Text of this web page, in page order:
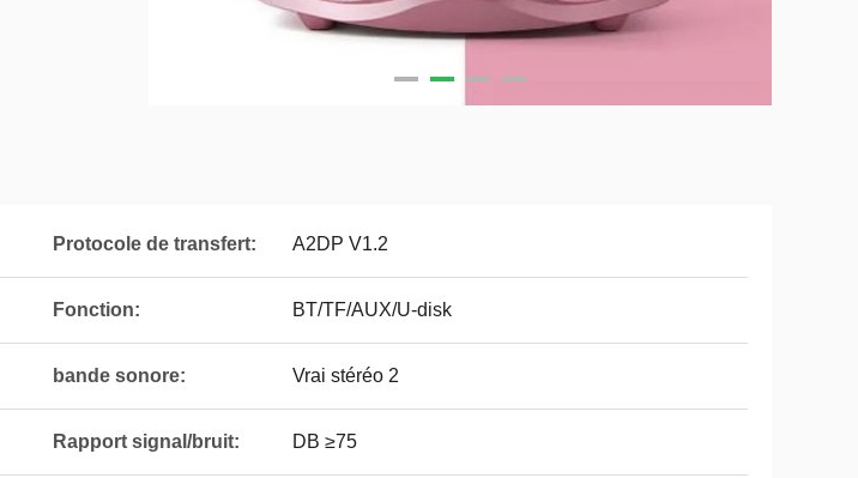
Protocole de transfert: A2DP V1.2
Fonction: BT/TF/AUX/U-disk
bande sonore: Vrai stéréo 2
Rapport signal/bruit: DB ≥75